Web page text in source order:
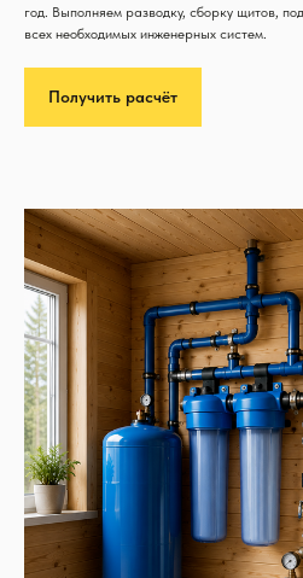
год. Выполняем разводку, сборку щитов,
всех необходимых инженерных систем.
Получить расчёт